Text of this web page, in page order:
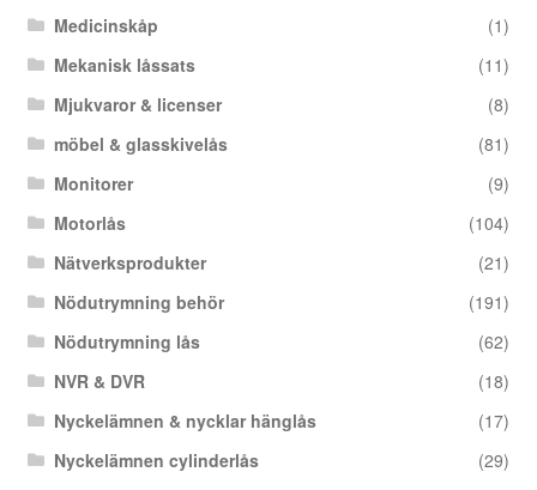
Medicinskåp
(1)
Mekanisk låssats
(11)
Mjukvaror & licenser
(8)
möbel & glasskivelås
(81)
Monitorer
(9)
Motorlås
(104)
Nätverksprodukter
(21)
Nödutrymning behör
(191)
Nödutrymning lås
(62)
NVR & DVR
(18)
Nyckelämnen & nycklar hänglås
(17)
Nyckelämnen cylinderlås
(29)